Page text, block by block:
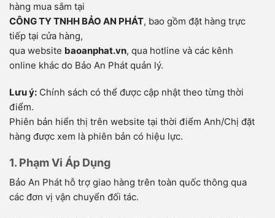
hàng mua sắm tại
CÔNG TY TNHH BẢO AN PHÁT, bao gồm đặt hàng trực
tiếp tại cửa hàng,
qua website baoanphat.vn, qua hotline và các kênh
online khác do Bảo An Phát quản lý.
Lưu ý: Chính sách có thể được cập nhật theo từng thời
điểm.
Phiên bản hiển thị trên website tại thời điểm Anh/Chị đặt
hàng được xem là phiên bản có hiệu lực.
1. Phạm Vi Áp Dụng
Bảo An Phát hỗ trợ giao hàng trên toàn quốc thông qua
các đơn vị vận chuyển đối tác.